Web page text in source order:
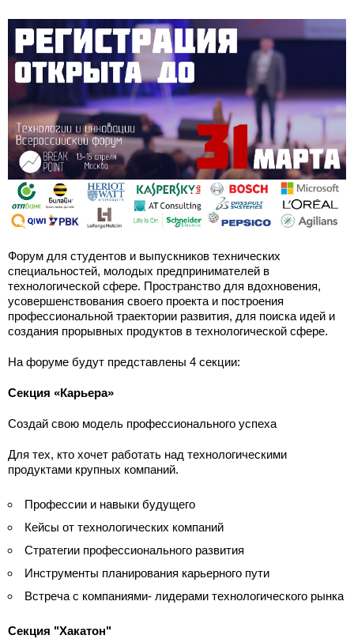
Форум для студентов и выпускников технических
специальностей, молодых предпринимателей в
технологической сфере. Пространство для вдохновения,
усовершенствования своего проекта и построения
профессиональной траектории развития, для поиска идей и
создания прорывных продуктов в технологической сфере.
На форуме будут представлены 4 секции:
Секция «Карьера»
Создай свою модель профессионального успеха
Для тех, кто хочет работать над технологическими
продуктами крупных компаний.
Профессии и навыки будущего
Кейсы от технологических компаний
Стратегии профессионального развития
Инструменты планирования карьерного пути
Встреча с компаниями- лидерами технологического рынка
Секция "Хакатон"